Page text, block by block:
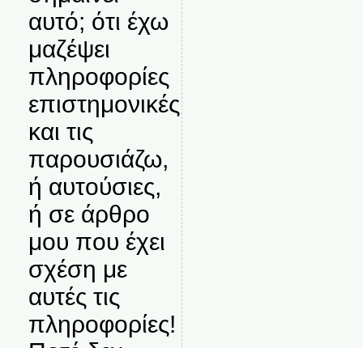
αυτό; ότι έχω
μαζέψει
πληροφορίες
επιστημονικές
και τις
παρουσιάζω,
ή αυτούσιες,
ή σε άρθρο
μου που έχει
σχέση με
αυτές τις
πληροφορίες!